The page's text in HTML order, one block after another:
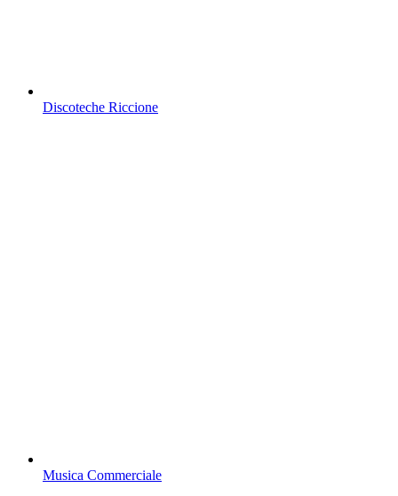
Discoteche Riccione
Musica Commerciale